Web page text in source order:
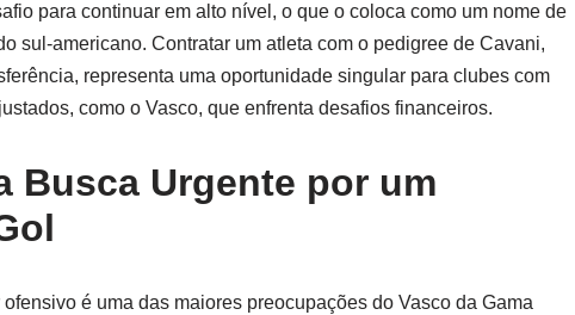
para continuar em alto nível, o que o coloca como um nome de
sul-americano. Contratar um atleta com o pedigree de Cavani,
representa uma oportunidade singular para clubes com
como o Vasco, que enfrenta desafios financeiros.
Busca Urgente por um
é uma das maiores preocupações do Vasco da Gama